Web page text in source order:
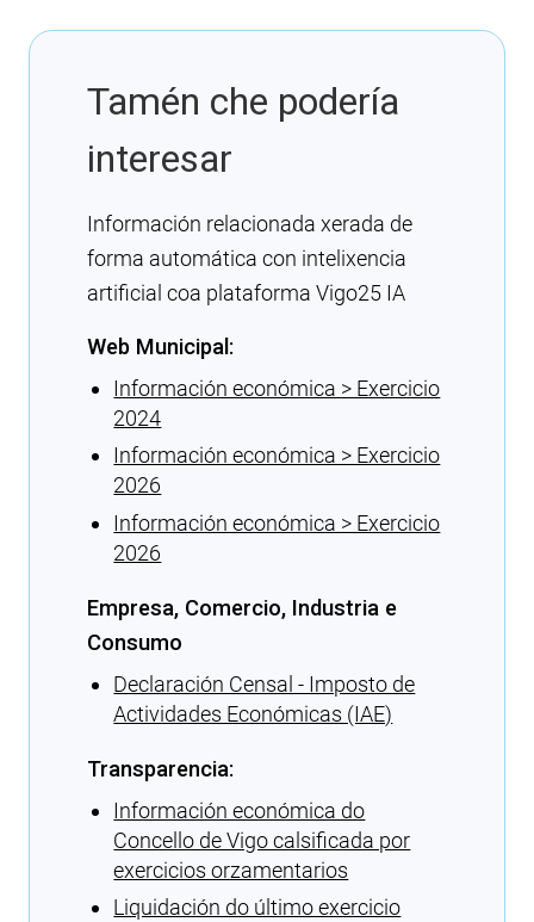
Tamén che podería
interesar
Información relacionada xerada de
forma automática con intelixencia
artificial coa plataforma Vigo25 IA
Web Municipal:
Información económica > Exercicio
2024
Información económica > Exercicio
2026
Información económica > Exercicio
2026
Empresa, Comercio, Industria e
Consumo
Declaración Censal - Imposto de
Actividades Económicas (IAE)
Transparencia:
Información económica do
Concello de Vigo calsificada por
exercicios orzamentarios
Liquidación do último exercicio